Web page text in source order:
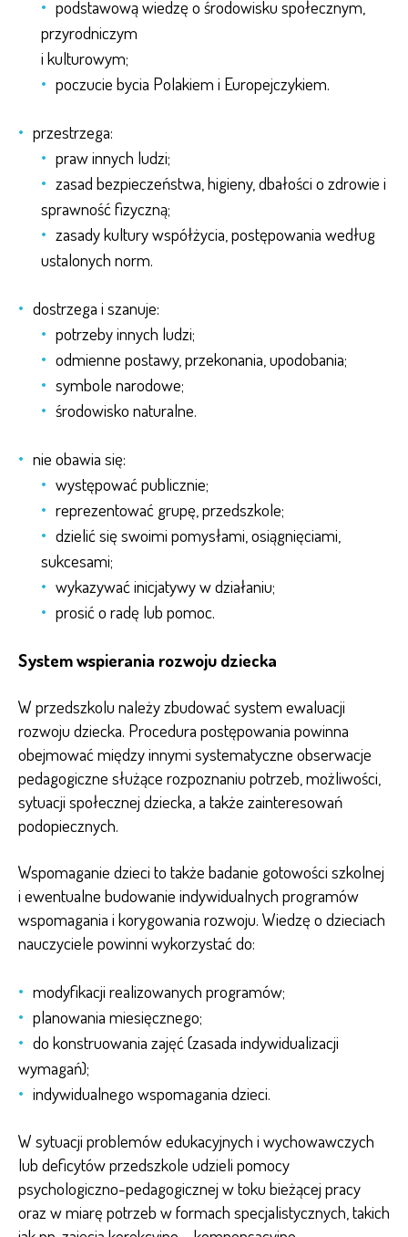
podstawową wiedzę o środowisku społecznym,
przyrodniczym
i kulturowym;
poczucie bycia Polakiem i Europejczykiem.
przestrzega:
praw innych ludzi;
zasad bezpieczeństwa, higieny, dbałości o zdrowie i
sprawność fizyczną;
zasady kultury współżycia, postępowania według
ustalonych norm.
dostrzega i szanuje:
potrzeby innych ludzi;
odmienne postawy, przekonania, upodobania;
symbole narodowe;
środowisko naturalne.
nie obawia się:
występować publicznie;
reprezentować grupę, przedszkole;
dzielić się swoimi pomysłami, osiągnięciami,
sukcesami;
wykazywać inicjatywy w działaniu;
prosić o radę lub pomoc.
System wspierania rozwoju dziecka
W przedszkolu należy zbudować system ewaluacji
rozwoju dziecka. Procedura postępowania powinna
obejmować między innymi systematyczne obserwacje
pedagogiczne służące rozpoznaniu potrzeb, możliwości,
sytuacji społecznej dziecka, a także zainteresowań
podopiecznych.
Wspomaganie dzieci to także badanie gotowości szkolnej
i ewentualne budowanie indywidualnych programów
wspomagania i korygowania rozwoju. Wiedzę o dzieciach
nauczyciele powinni wykorzystać do:
modyfikacji realizowanych programów;
planowania miesięcznego;
do konstruowania zajęć (zasada indywidualizacji
wymagań);
indywidualnego wspomagania dzieci.
W sytuacji problemów edukacyjnych i wychowawczych
lub deficytów przedszkole udzieli pomocy
psychologiczno-pedagogicznej w toku bieżącej pracy
oraz w miarę potrzeb w formach specjalistycznych, takich